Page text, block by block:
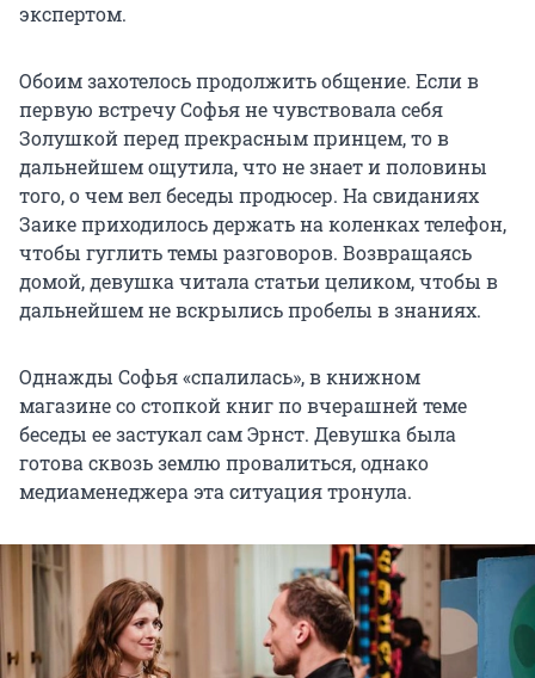
экспертом.
Обоим захотелось продолжить общение. Если в
первую встречу Софья не чувствовала себя
Золушкой перед прекрасным принцем, то в
дальнейшем ощутила, что не знает и половины
того, о чем вел беседы продюсер. На свиданиях
Заике приходилось держать на коленках телефон,
чтобы гуглить темы разговоров. Возвращаясь
домой, девушка читала статьи целиком, чтобы в
дальнейшем не вскрылись пробелы в знаниях.
Однажды Софья «спалилась», в книжном
магазине со стопкой книг по вчерашней теме
беседы ее застукал сам Эрнст. Девушка была
готова сквозь землю провалиться, однако
медиаменеджера эта ситуация тронула.